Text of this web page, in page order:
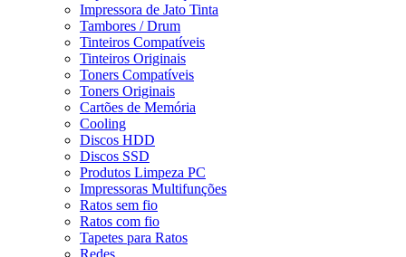
Impressora de Jato Tinta
Tambores / Drum
Tinteiros Compatíveis
Tinteiros Originais
Toners Compatíveis
Toners Originais
Cartões de Memória
Cooling
Discos HDD
Discos SSD
Produtos Limpeza PC
Impressoras Multifunções
Ratos sem fio
Ratos com fio
Tapetes para Ratos
Redes